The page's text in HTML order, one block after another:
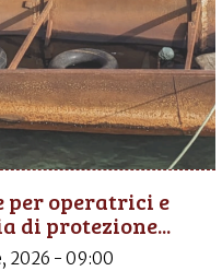
per operatrici e
di protezione...
2026 - 09:00